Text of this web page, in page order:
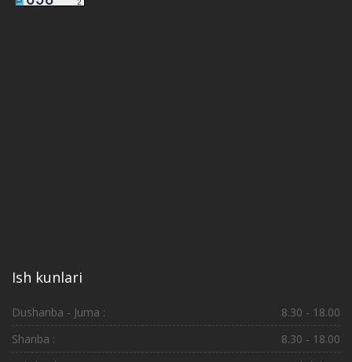
Ish kunlari
Dushanba - Juma :
8.30 - 18.00
Shanba :
8.30 - 18.00